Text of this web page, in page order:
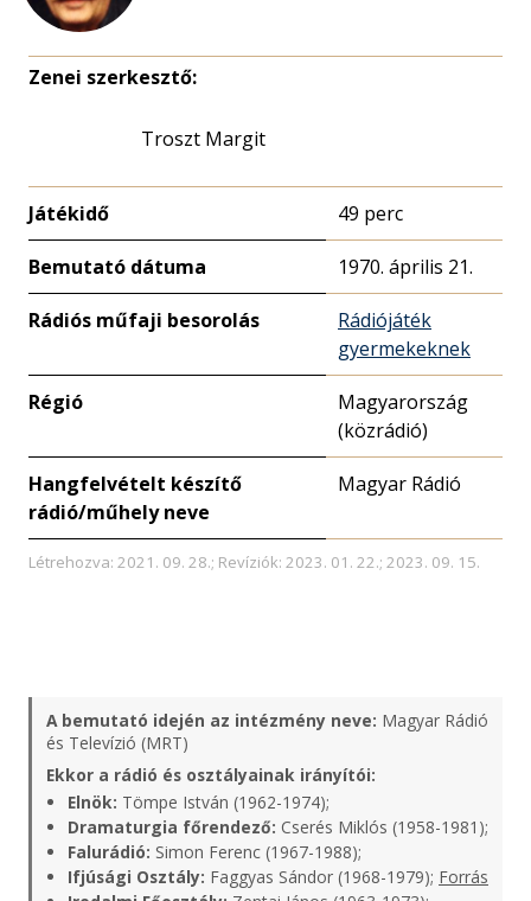
Zenei szerkesztő:
Troszt Margit
Játékidő 49 perc
Bemutató dátuma 1970. április 21.
Rádiós műfaji besorolás
Rádiójáték
gyermekeknek
Régió
Magyarország
(közrádió)
Hangfelvételt készítő
rádió/műhely neve
Magyar Rádió
Létrehozva: 2021. 09. 28.; Revíziók: 2023. 01. 22.; 2023. 09. 15.
A bemutató idején az intézmény neve: Magyar Rádió
és Televízió (MRT)
Ekkor a rádió és osztályainak irányítói:
Elnök: Tömpe István (1962-1974);
Dramaturgia főrendező: Cserés Miklós (1958-1981);
Falurádió: Simon Ferenc (1967-1988);
Ifjúsági Osztály: Faggyas Sándor (1968-1979); Forrás